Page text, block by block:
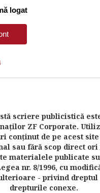
logat
scriere publicistică
ZF Corporate.
conţinut de pe acest
sau fără scop direct
materialele publicate
nr. 8/1996, cu
- privind dreptul
drepturile conexe.